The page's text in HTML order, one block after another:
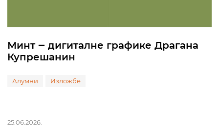
Минт ‒ дигиталне графике Драгана
Купрешанин
Алумни Изложбе
25.06.2026.